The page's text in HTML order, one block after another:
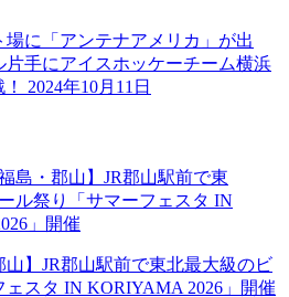
場に「アンテナアメリカ」が出
片手にアイスホッケーチーム横浜
2024年10月11日
山】JR郡山駅前で東北最大級のビ
スタ IN KORIYAMA 2026」開催